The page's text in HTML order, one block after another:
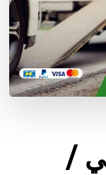
/